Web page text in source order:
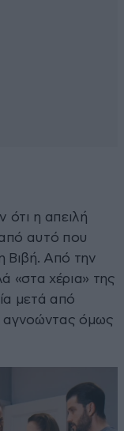
ότι η απειλή
αυτό που
Βιβή. Από την
«στα χέρια» της
μετά από
αγνοώντας όμως